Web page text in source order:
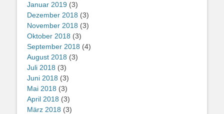
Januar 2019 (3)
Dezember 2018 (3)
November 2018 (3)
Oktober 2018 (3)
September 2018 (4)
August 2018 (3)
Juli 2018 (3)
Juni 2018 (3)
Mai 2018 (3)
April 2018 (3)
März 2018 (3)